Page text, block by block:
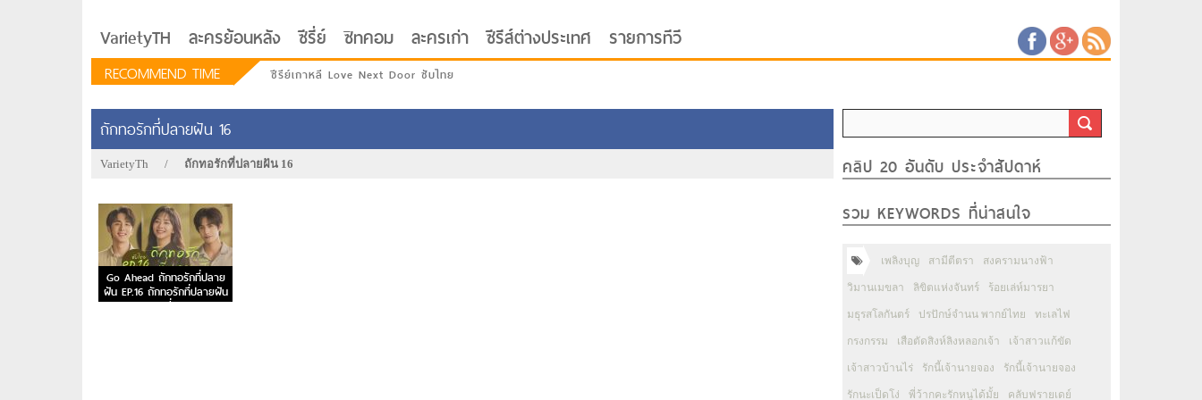
VarietyTH ละครย้อนหลัง ซีรี่ย์ ซิทคอม ละครเก่า ซีรีส์ต่างประเทศ รายการทีวี
RECOMMEND TIME ซีรีย์เกาหลี Love Next Door ซับไทย
ถักทอรักที่ปลายฝัน 16
VarietyTh / ถักทอรักที่ปลายฝัน 16
Go Ahead ถักทอรักที่ปลาย
ฝัน EP.16 ถักทอรักที่ปลายฝัน
ตอนที่ 16
คลิป 20 อันดับ ประจำสัปดาห์
รวม KEYWORDS ที่น่าสนใจ
เพลิงบุญ สามีตีตรา สงครามนางฟ้า
วิมานเมขลา ลิขิตแห่งจันทร์ ร้อยเล่ห์มารยา
มธุรสโลกันตร์ ปรปักษ์จำนน พากย์ไทย ทะเลไฟ
กรงกรรม เสือตัดสิงห์ลิงหลอกเจ้า เจ้าสาวแก้ขัด
เจ้าสาวบ้านไร่ รักนี้เจ้านายจอง รักนี้เจ้านายจอง
รักนะเป็ดโง่ พี่ว้ากคะรักหนูได้มั้ย คลับฟรายเดย์